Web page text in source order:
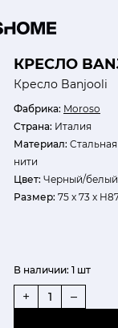
КРЕСЛО
Кресло Banjooli
Фабрика: Moroso
Страна: Италия
Материал:
нити
Цвет: Черный/белый
Размер: 75 x 73 x
В наличии: 1 шт
+ –